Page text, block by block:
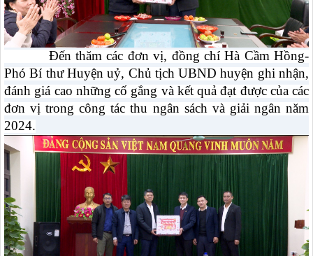
Đến thăm các đơn vị, đồng chí Hà Cầm Hồng-
Phó Bí thư Huyện uỷ, Chủ tịch UBND huyện ghi nhận,
đánh giá cao những cố gắng và kết quả đạt được của các
đơn vị trong công tác thu ngân sách và giải ngân năm
2024.